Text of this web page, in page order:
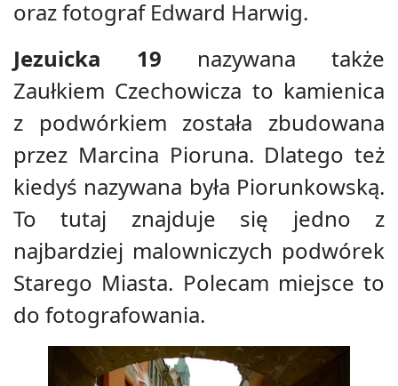
oraz fotograf Edward Harwig.
Jezuicka 19 nazywana także
Zaułkiem Czechowicza to kamienica
z podwórkiem została zbudowana
przez Marcina Pioruna. Dlatego też
kiedyś nazywana była Piorunkowską.
To tutaj znajduje się jedno z
najbardziej malowniczych podwórek
Starego Miasta. Polecam miejsce to
do fotografowania.